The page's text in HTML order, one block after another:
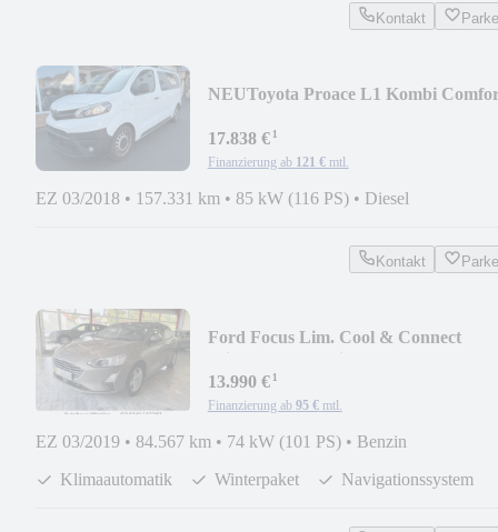
Kontakt
NEUToyota Proace L1 Kombi
17.838 €¹
Finanzierung ab 121 € mtl.
EZ 03/2018 • 157.331 km • 85 kW (116 PS) • Diesel
Kontakt
Ford Focus Lim. Cool & Connect
13.990 €¹
Finanzierung ab 95 € mtl.
EZ 03/2019 • 84.567 km • 74 kW (101 PS) • Benzin
Klimaautomatik
Winterpaket Navigationssystem